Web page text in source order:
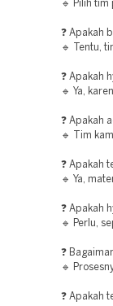
🔹 Pilih
❓ Apakah
🔹 Tentu,
❓ Apakah
🔹 Ya,
❓ Apakah
🔹 Tim
❓ Apakah
🔹 Ya,
❓ Apakah
🔹 Perlu,
❓
🔹
❓ Apakah